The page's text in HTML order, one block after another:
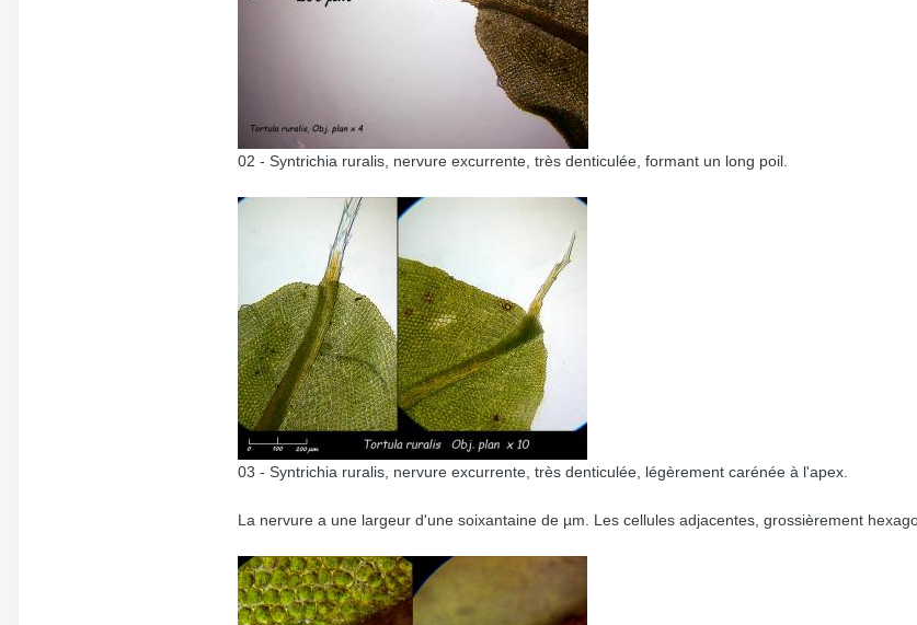
02 - Syntrichia ruralis, nervure excurrente, très denticulée, formant un long poil.
03 - Syntrichia ruralis, nervure excurrente, très denticulée, légèrement carénée à l'apex.
La nervure a une largeur d'une soixantaine de µm. Les cellules adjacentes, grossièrement